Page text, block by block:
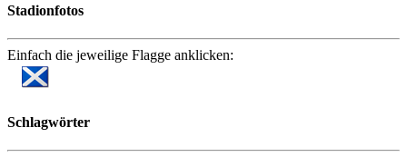
Stadionfotos
Einfach die jeweilige Flagge anklicken:
Schlagwörter